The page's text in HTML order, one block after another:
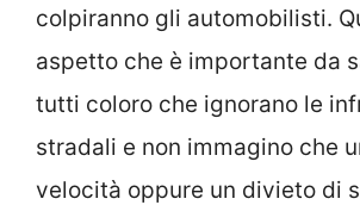
colpiranno gli automobilisti.
aspetto che è importante da
tutti coloro che ignorano le
stradali e non immagino che
velocità oppure un divieto di